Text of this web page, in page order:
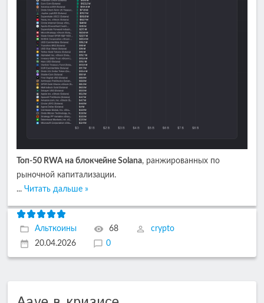
Топ-50 RWA на блокчейне Solana, ранжированных по
рыночной капитализации.
... Читать дальше »
Альткоины 68
crypto
20.04.2026
0